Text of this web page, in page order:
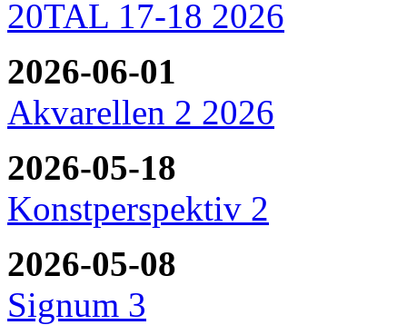
20TAL 17-18 2026
2026-06-01
Akvarellen 2 2026
2026-05-18
Konstperspektiv 2
2026-05-08
Signum 3